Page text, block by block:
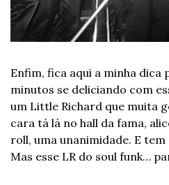
Enfim, fica aqui a minha dica
minutos se deliciando com
um Little Richard que muita
cara tá lá no hall da fama,
roll, uma unanimidade. E
Mas esse LR do soul funk…